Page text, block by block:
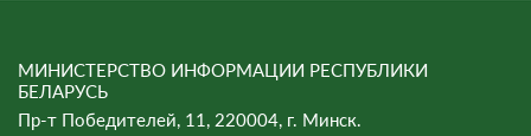
МИНИСТЕРСТВО ИНФОРМАЦИИ РЕСПУБЛИКИ
БЕЛАРУСЬ
Пр-т Победителей, 11, 220004, г. Минск.